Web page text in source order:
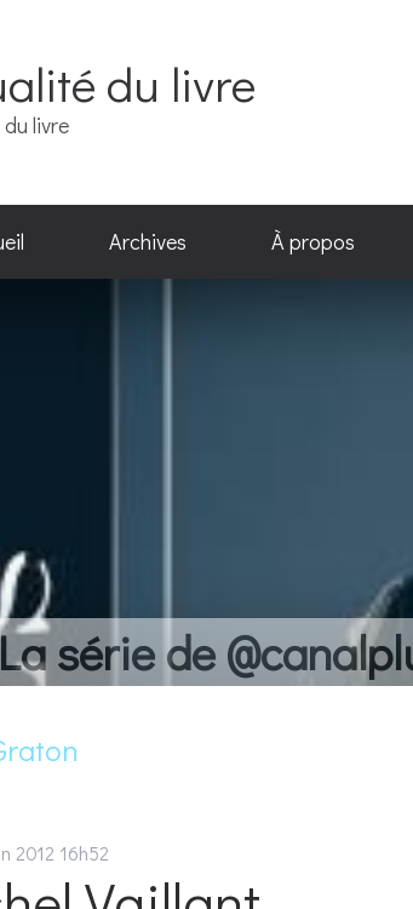
du livre
livre
Archives À propos
série de
2012 16h52